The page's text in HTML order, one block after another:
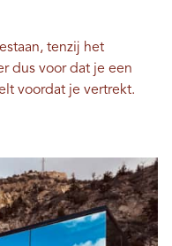
tenzij het
dus voor dat je een
voordat je vertrekt.